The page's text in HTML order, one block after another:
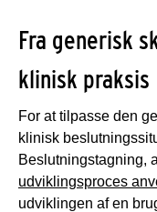
Fra generisk
klinisk praksis
For at tilpasse den
klinisk
Beslutningstagning,
udviklingsproces
udviklingen af en